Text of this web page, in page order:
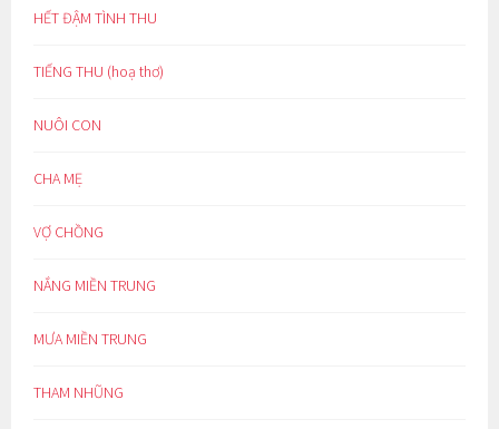
HẾT ĐẬM TÌNH THU
TIẾNG THU (hoạ thơ)
NUÔI CON
CHA MẸ
VỢ CHỒNG
NẮNG MIỀN TRUNG
MƯA MIỀN TRUNG
THAM NHŨNG